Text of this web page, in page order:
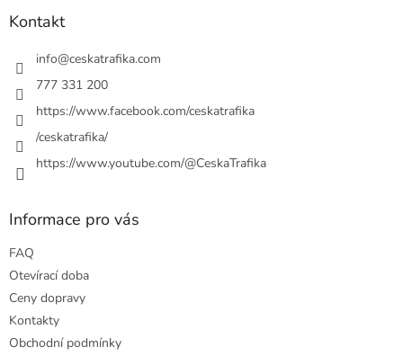
Kontakt
info@ceskatrafika.com
777 331 200
https://www.facebook.com/ceskatrafika
/ceskatrafika/
https://www.youtube.com/@CeskaTrafika
Informace pro vás
FAQ
Otevírací doba
Ceny dopravy
Kontakty
Obchodní podmínky